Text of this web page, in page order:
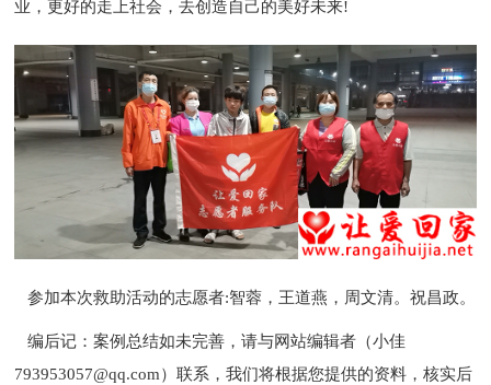
业，更好的走上社会，去创造自己的美好未来!
参加本次救助活动的志愿者:智蓉，王道燕，周文清。祝昌政。
编后记：案例总结如未完善，请与网站编辑者（小佳
793953057@qq.com）联系，我们将根据您提供的资料，核实后